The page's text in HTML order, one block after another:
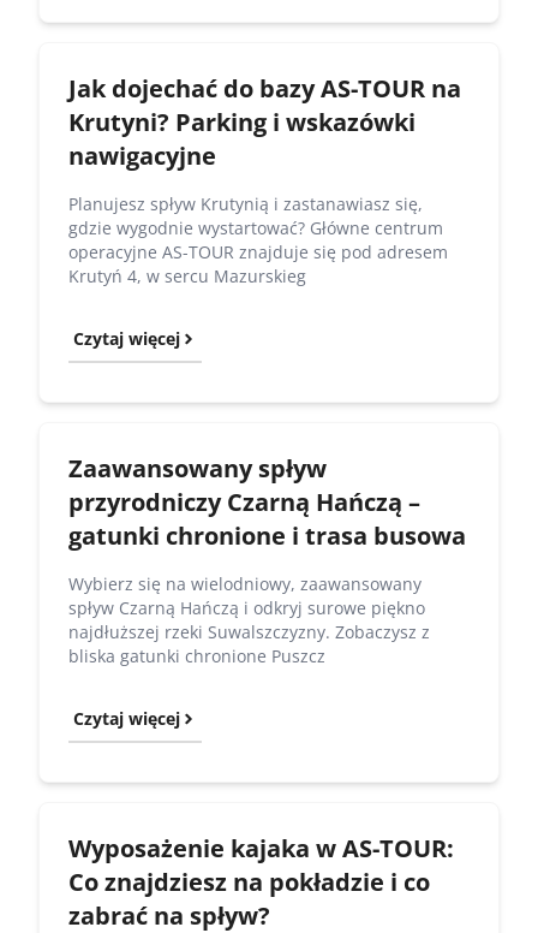
Jak dojechać do bazy AS-TOUR na
Krutyni? Parking i wskazówki
nawigacyjne
Planujesz spływ Krutynią i zastanawiasz się,
gdzie wygodnie wystartować? Główne centrum
operacyjne AS-TOUR znajduje się pod adresem
Krutyń 4, w sercu Mazurskieg
Czytaj więcej
Zaawansowany spływ
przyrodniczy Czarną Hańczą –
gatunki chronione i trasa busowa
Wybierz się na wielodniowy, zaawansowany
spływ Czarną Hańczą i odkryj surowe piękno
najdłuższej rzeki Suwalszczyzny. Zobaczysz z
bliska gatunki chronione Puszcz
Czytaj więcej
Wyposażenie kajaka w AS-TOUR:
Co znajdziesz na pokładzie i co
zabrać na spływ?